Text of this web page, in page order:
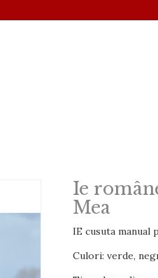
Ie
Mea
IE cusuta manual
Culori: verde,